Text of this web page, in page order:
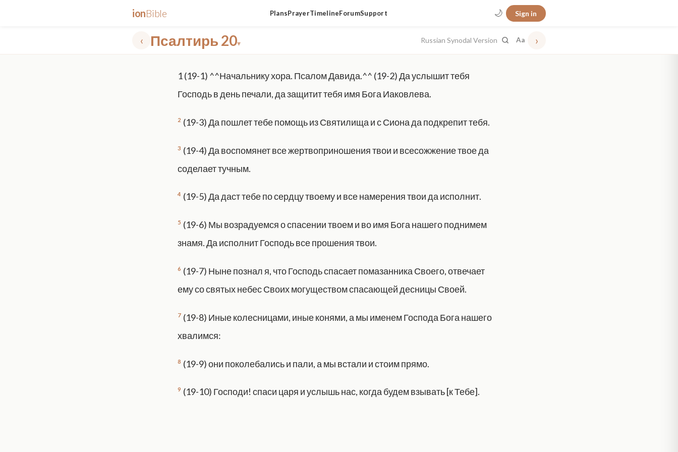
ionBible PlansPrayerTimelineForumSupport 🌙 Sign in
‹ Псалтирь 20▾ Russian Synodal Version Aa ›
1(19-1) ^^Начальнику хора. Псалом Давида.^^ (19-2) Да услышит тебя
Господь в день печали, да защитит тебя имя Бога Иаковлева.
2 (19-3) Да пошлет тебе помощь из Святилища и с Сиона да подкрепит тебя.
3 (19-4) Да воспомянет все жертвоприношения твои и всесожжение твое да
соделает тучным.
4 (19-5) Да даст тебе по сердцу твоему и все намерения твои да исполнит.
5 (19-6) Мы возрадуемся о спасении твоем и во имя Бога нашего поднимем
знамя. Да исполнит Господь все прошения твои.
6 (19-7) Ныне познал я, что Господь спасает помазанника Своего, отвечает
ему со святых небес Своих могуществом спасающей десницы Своей.
7 (19-8) Иные колесницами, иные конями, а мы именем Господа Бога нашего
хвалимся:
8 (19-9) они поколебались и пали, а мы встали и стоим прямо.
9 (19-10) Господи! спаси царя и услышь нас, когда будем взывать [к Тебе].